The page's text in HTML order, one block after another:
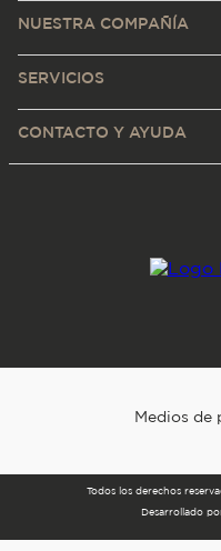
NUESTRA COMPAÑÍA
SERVICIOS
CONTACTO Y AYUDA
Medios de
Todos los derechos
Desarrollado